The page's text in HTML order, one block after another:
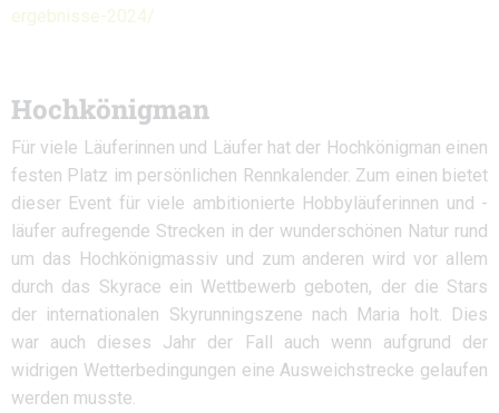
ergebnisse-2024/
Hochkönigman
Für viele Läuferinnen und Läufer hat der Hochkönigman einen
festen Platz im persönlichen Rennkalender. Zum einen bietet
dieser Event für viele ambitionierte Hobbyläuferinnen und -
läufer aufregende Strecken in der wunderschönen Natur rund
um das Hochkönigmassiv und zum anderen wird vor allem
durch das Skyrace ein Wettbewerb geboten, der die Stars
der internationalen Skyrunningszene nach Maria holt. Dies
war auch dieses Jahr der Fall auch wenn aufgrund der
widrigen Wetterbedingungen eine Ausweichstrecke gelaufen
werden musste.